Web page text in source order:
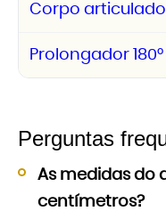
Corpo articulado
Prolongador 180°
Perguntas
As medidas do
centímetros?